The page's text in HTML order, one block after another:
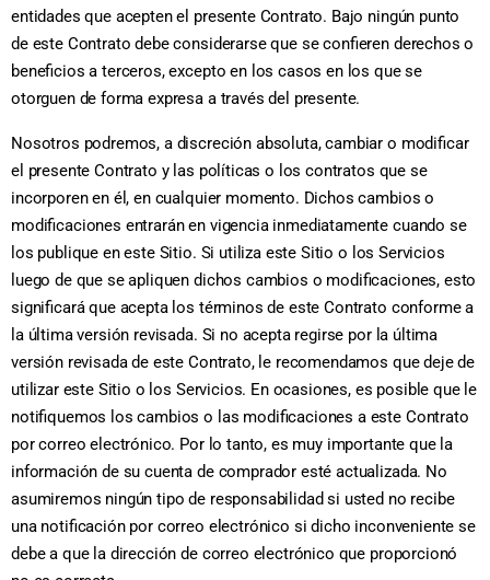
entidades que acepten el presente Contrato. Bajo ningún punto
de este Contrato debe considerarse que se confieren derechos o
beneficios a terceros, excepto en los casos en los que se
otorguen de forma expresa a través del presente.
Nosotros podremos, a discreción absoluta, cambiar o modificar
el presente Contrato y las políticas o los contratos que se
incorporen en él, en cualquier momento. Dichos cambios o
modificaciones entrarán en vigencia inmediatamente cuando se
los publique en este Sitio. Si utiliza este Sitio o los Servicios
luego de que se apliquen dichos cambios o modificaciones, esto
significará que acepta los términos de este Contrato conforme a
la última versión revisada. Si no acepta regirse por la última
versión revisada de este Contrato, le recomendamos que deje de
utilizar este Sitio o los Servicios. En ocasiones, es posible que le
notifiquemos los cambios o las modificaciones a este Contrato
por correo electrónico. Por lo tanto, es muy importante que la
información de su cuenta de comprador esté actualizada. No
asumiremos ningún tipo de responsabilidad si usted no recibe
una notificación por correo electrónico si dicho inconveniente se
debe a que la dirección de correo electrónico que proporcionó